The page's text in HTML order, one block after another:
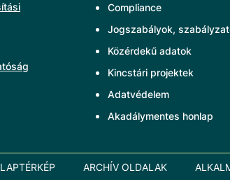
Compliance
Jogszabályok,
Közérdekű adatok
Kincstári projektek
Adatvédelem
Akadálymentes honlap
ARCHÍV OLDALAK